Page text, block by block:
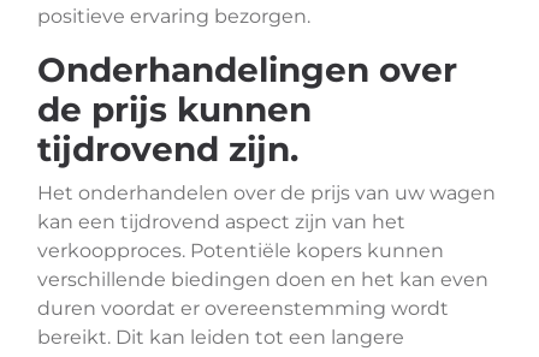
positieve ervaring bezorgen.
Onderhandelingen over
de prijs kunnen
tijdrovend zijn.
Het onderhandelen over de prijs van uw wagen
kan een tijdrovend aspect zijn van het
verkoopproces. Potentiële kopers kunnen
verschillende biedingen doen en het kan even
duren voordat er overeenstemming wordt
bereikt. Dit kan leiden tot een langere